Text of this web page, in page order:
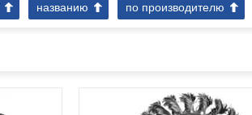
названию по производителю